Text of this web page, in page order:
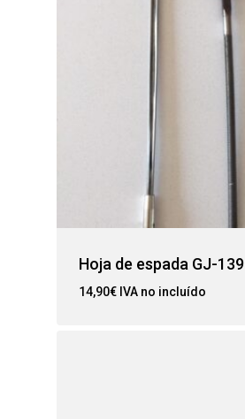
Hoja de espada GJ-139
14,90€ IVA no incluído